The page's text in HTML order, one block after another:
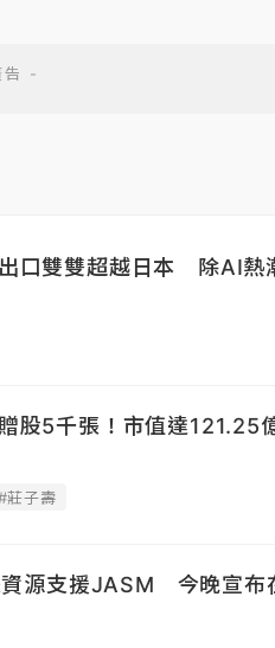
口雙雙超越日本 除AI熱
股5千張！市值達
莊子壽
資源支援JASM 今晚宣布